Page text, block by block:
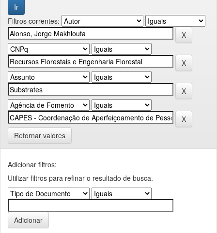
Filtros correntes:
Retornar valores
Adicionar filtros:
Utilizar filtros para refinar o resultado de busca.